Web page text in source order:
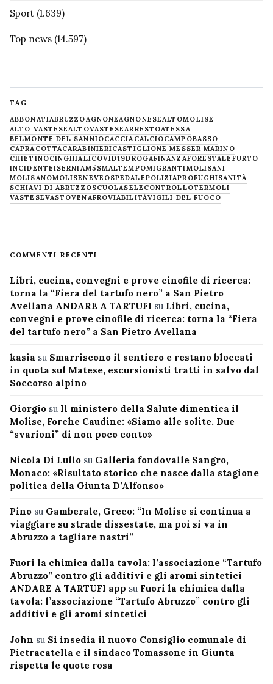
Sport (1.639)
Top news (14.597)
TAG
ABBONATIABRUZZOAGNONEAGNONESEALTOMOLISE
ALTO VASTESEALTOVASTESEARRESTOATESSA
BELMONTE DEL SANNIOCACCIACALCIOCAMPOBASSO
CAPRACOTTACARABINIERICASTIGLIONE MESSER MARINO
CHIETINOCINGHIALICOVID19DROGAFINANZAFORESTALE FURTO
INCIDENTEISERNIAM5SMALTEMPOMIGRANTIMOLISANI
MOLISANOMOLISENEVE OSPEDALEPOLIZIAPROFUGHISANITÀ
SCHIAVI DI ABRUZZOSCUOLASELECONTROLLOTERMOLI
VASTESEVASTOVENAFROVIABILITÀVIGILI DEL FUOCO
COMMENTI RECENTI
Libri, cucina, convegni e prove cinofile di ricerca:
torna la “Fiera del tartufo nero” a San Pietro
Avellana ANDARE A TARTUFI su Libri, cucina,
convegni e prove cinofile di ricerca: torna la “Fiera
del tartufo nero” a San Pietro Avellana
kasia su Smarriscono il sentiero e restano bloccati
in quota sul Matese, escursionisti tratti in salvo dal
Soccorso alpino
Giorgio su Il ministero della Salute dimentica il
Molise, Forche Caudine: «Siamo alle solite. Due
“svarioni” di non poco conto»
Nicola Di Lullo su Galleria fondovalle Sangro,
Monaco: «Risultato storico che nasce dalla stagione
politica della Giunta D’Alfonso»
Pino su Gamberale, Greco: “In Molise si continua a
viaggiare su strade dissestate, ma poi si va in
Abruzzo a tagliare nastri”
Fuori la chimica dalla tavola: l’associazione “Tartufo
Abruzzo” contro gli additivi e gli aromi sintetici
ANDARE A TARTUFI app su Fuori la chimica dalla
tavola: l’associazione “Tartufo Abruzzo” contro gli
additivi e gli aromi sintetici
John su Si insedia il nuovo Consiglio comunale di
Pietracatella e il sindaco Tomassone in Giunta
rispetta le quote rosa